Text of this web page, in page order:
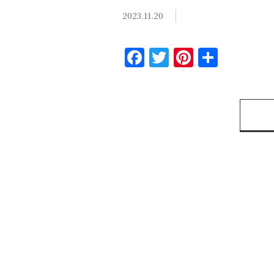
2023.11.20
Facebook
TwitterPinterest